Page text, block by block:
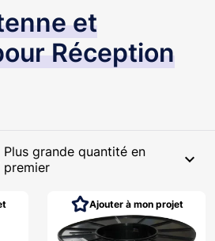
et
Réception
Plus grande quantité en
premier
expand_more
Ajouter à mon projet